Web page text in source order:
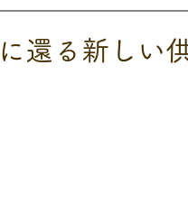
還る新しい